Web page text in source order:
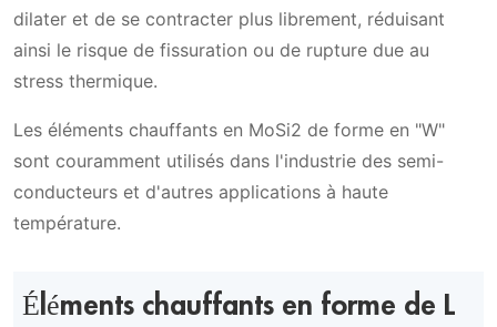
dilater et de se contracter plus librement, réduisant
ainsi le risque de fissuration ou de rupture due au
stress thermique.
Les éléments chauffants en MoSi2 de forme en "W"
sont couramment utilisés dans l'industrie des semi-
conducteurs et d'autres applications à haute
température.
Éléments chauffants en forme de L